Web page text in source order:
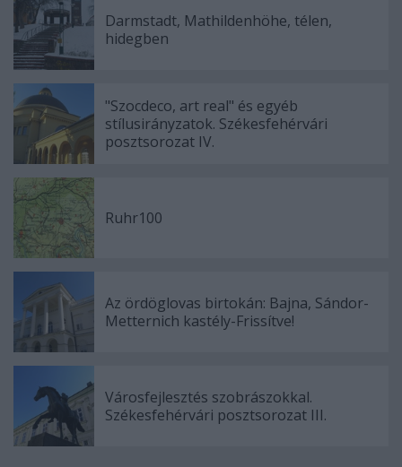
Darmstadt, Mathildenhöhe, télen,
hidegben
"Szocdeco, art real" és egyéb
stílusirányzatok. Székesfehérvári
posztsorozat IV.
Ruhr100
Az ördöglovas birtokán: Bajna, Sándor-
Metternich kastély-Frissítve!
Városfejlesztés szobrászokkal.
Székesfehérvári posztsorozat III.